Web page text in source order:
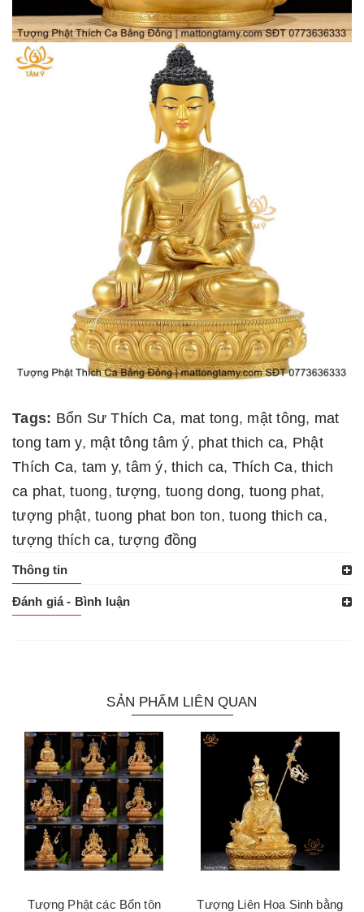
Tags: Bổn Sư Thích Ca, mat tong, mật tông, mat
tong tam y, mật tông tâm ý, phat thich ca, Phật
Thích Ca, tam y,tâm ý, thich ca, Thích Ca, thich
ca phat,tuong, tượng, tuong dong, tuong phat,
tượng phật, tuong phat bon ton, tuong thich ca,
tượng thích ca, tượng đồng
Thông tin
Đánh giá - Bình luận
SẢN PHẨM LIÊN QUAN
Tượng Phật các Bổn tôn
Tượng Liên Hoa Sinh bằng